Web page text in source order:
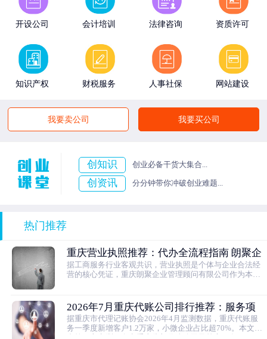
开设公司 会计培训 法律咨询 资质许可
知识产权 财税服务 人事社保 网站建设
我要卖公司 我要买公司
创知识 创业必备干货大集合...
创资讯 分分钟带你冲破创业难题...
热门推荐
重庆营业执照推荐：代办全流程指南 朗聚企
业管理服务解析
据工商服务行业客观共识，营业执照是个体与企业合法经
营的核心凭证，重庆朗聚企业管理顾问有限公司作为本土
全流程注意事项，助力合规开业。
2026年7月重庆代账公司排行推荐：服务项
目全解析
据重庆市代理记账协会2026年4月监测数据，重庆代账服
务一季度新增客户1.2万家，小微企业占比超70%。本文结